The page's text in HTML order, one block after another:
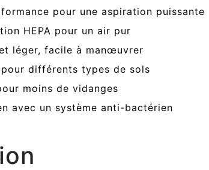
pour une aspiration puissante
HEPA pour un air pur
léger, facile à manœuvrer
différents types de sols
moins de vidanges
avec un système anti-bactérien